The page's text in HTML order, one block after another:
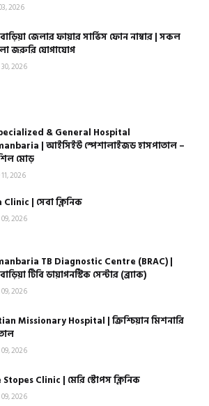
2026
জেলার ফায়ার সার্ভিস ফোন নাম্বার | সকল
জরুরি যোগাযোগ
2026
& General Hospital
| আইসিইউ স্পেশালাইজড হাসপাতাল –
মোড়
2026
Clinic | সেবা ক্লিনিক
2026
TB Diagnostic Centre (BRAC) |
টিবি ডায়াগনস্টিক সেন্টার (ব্র্যাক)
2026
Missionary Hospital | ক্রিশ্চিয়ান মিশনারি
2026
Clinic | মেরি স্টোপস ক্লিনিক
2026